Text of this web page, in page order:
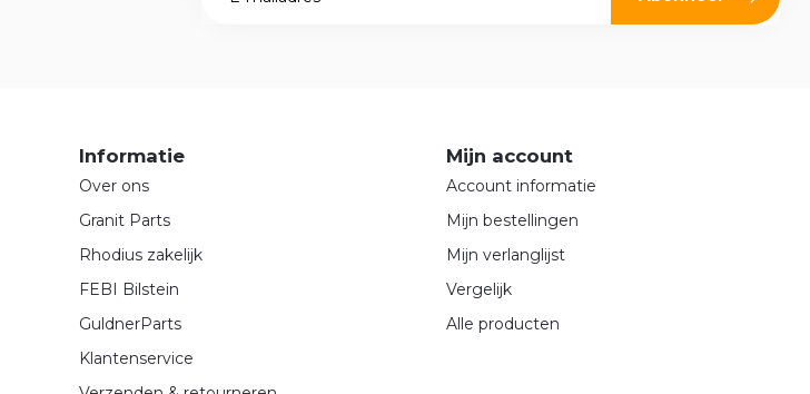
Informatie
Over ons
Granit Parts
Rhodius zakelijk
FEBI Bilstein
GuldnerParts
Klantenservice
Mijn account
Account informatie
Mijn bestellingen
Mijn verlanglijst
Vergelijk
Alle producten